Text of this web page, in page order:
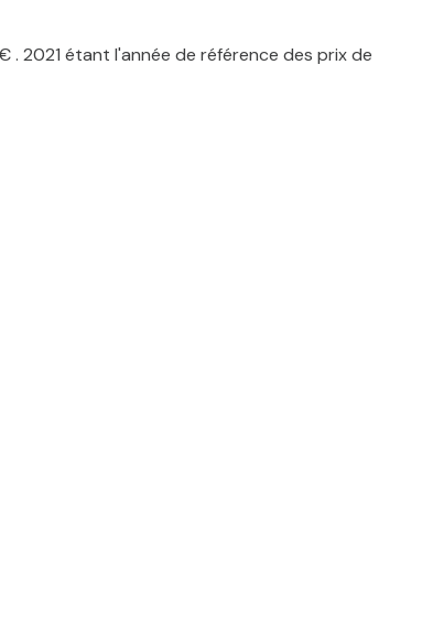
2021 étant l'année de référence des prix de